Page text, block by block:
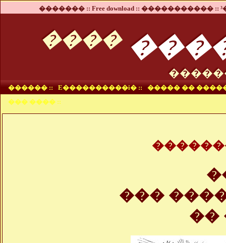
������� :: Free download :: ����������� ::
����
������ :: E����������i� ::
����� ��
��� ���� ::
���
��